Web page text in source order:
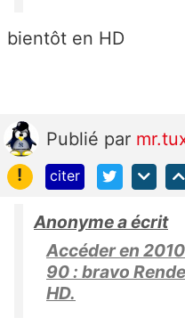
bientôt en HD
Publié par
!
citer
Anonyme a écrit
Accéder en
90 : bravo
HD.